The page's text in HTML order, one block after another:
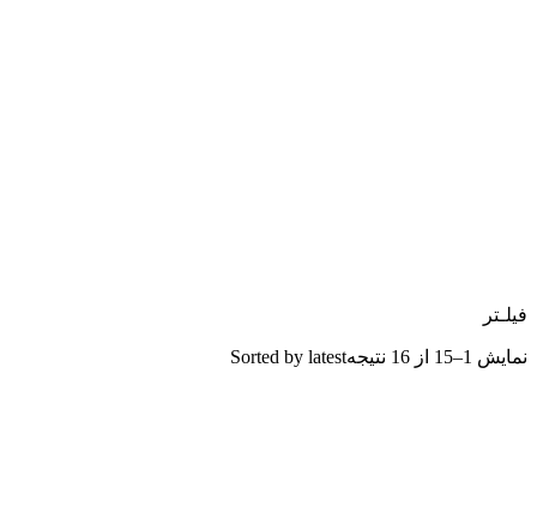
فیلـتر
نمایش 1–15 از 16 نتیجه Sorted by latest